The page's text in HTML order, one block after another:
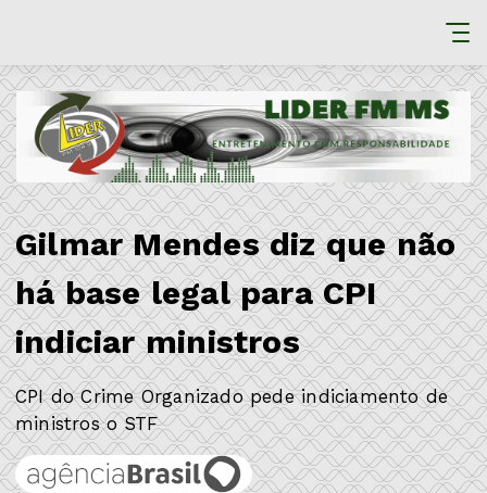
Gilmar Mendes diz que não
há base legal para CPI
indiciar ministros
CPI do Crime Organizado pede indiciamento de
ministros o STF